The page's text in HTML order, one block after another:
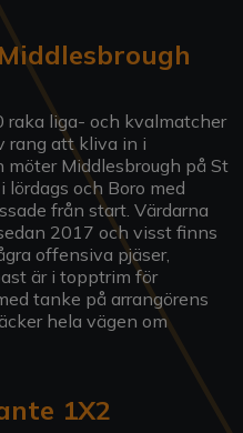
raka liga- och kvalmatcher
rang att kliva in i
Middlesbrough på St
och Boro med
från start. Värdarna
2017 och visst finns
offensiva pjäser,
är i topptrim för
tanke på arrangörens
hela vägen om
1X2